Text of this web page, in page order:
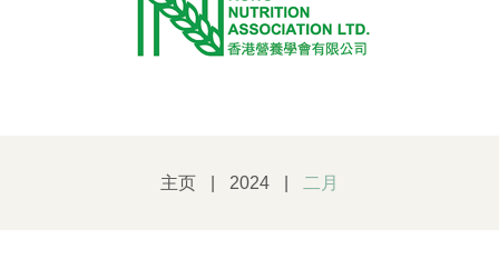
主页 2024 二月